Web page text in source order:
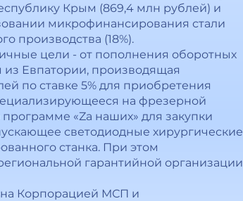
Крым (869,4 млн рублей) и
микрофинансирования стали
производства (18%).
цели - от пополнения оборотных
Евпатории, производящая
по ставке 5% для приобретения
на фрезерной
«Za наших» для закупки
светодиодные хирургические
станка. При этом
гарантийной организации
Корпорацией МСП и